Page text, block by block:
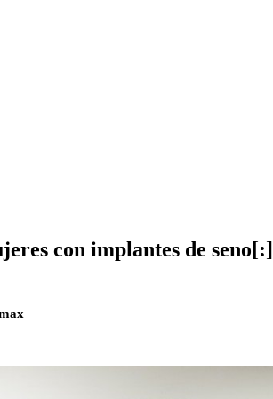
con implantes de seno[:]